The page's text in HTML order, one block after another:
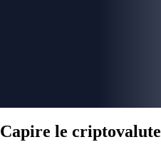
Capire le criptovalute